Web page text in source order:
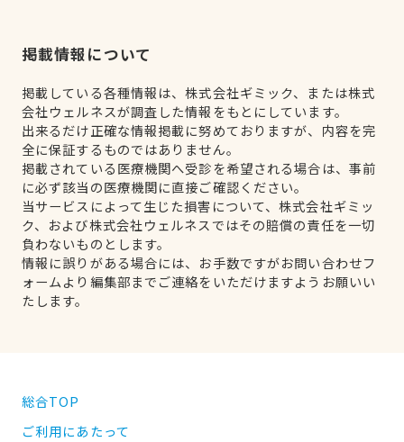
掲載情報について
掲載している各種情報は、株式会社ギミック、または株式
会社ウェルネスが調査した情報をもとにしています。
出来るだけ正確な情報掲載に努めておりますが、内容を完
全に保証するものではありません。
掲載されている医療機関へ受診を希望される場合は、事前
に必ず該当の医療機関に直接ご確認ください。
当サービスによって生じた損害について、株式会社ギミッ
ク、および株式会社ウェルネスではその賠償の責任を一切
負わないものとします。
情報に誤りがある場合には、お手数ですがお問い合わせフ
ォームより編集部までご連絡をいただけますようお願いい
たします。
総合TOP
ご利用にあたって